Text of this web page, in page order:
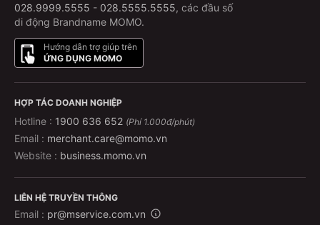
028.9999.5555 - 028.5555.5555, các đầu số
di động Brandname MOMO.
Hướng dẫn trợ giúp trên
ỨNG DỤNG MOMO
HỢP TÁC DOANH NGHIỆP
Hotline : 1900 636 652 (Phí 1.000đ/phút)
Email : merchant.care@momo.vn
Website : business.momo.vn
LIÊN HỆ TRUYỀN THÔNG
Email : pr@mservice.com.vn